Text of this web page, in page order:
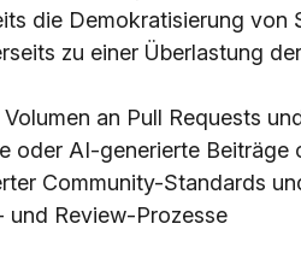
die Demokratisierung von
zu einer Überlastung
an Pull Requests
oder AI-generierte Beiträge
Community-Standards
und Review-Prozesse